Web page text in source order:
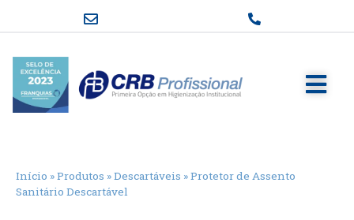
Início »Produtos »Descartáveis »Protetor de Assento
Sanitário Descartável